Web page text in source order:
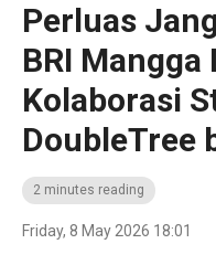
Perluas
BRI Mangga
Kolaborasi
DoubleTree
2 minutes reading
Friday, 8 May 2026 18:01